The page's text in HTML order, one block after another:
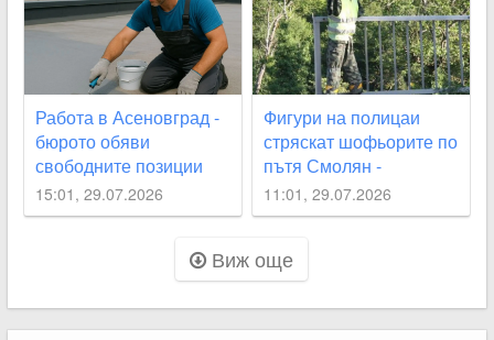
Работа в Асеновград -
бюрото обяви
свободните позиции
15:01, 29.07.2026
Фигури на полицаи
стряскат шофьорите по
пътя Смолян -
Асеновград
11:01, 29.07.2026
Виж още